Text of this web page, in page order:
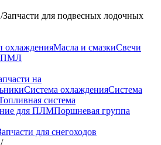
/Запчасти для подвесных лодочных
охлажденияМасла и смазкиСвечи
ПМЛ
на
Система охлажденияСистема
система
для ПЛМПоршневая группа
для снегоходов
/